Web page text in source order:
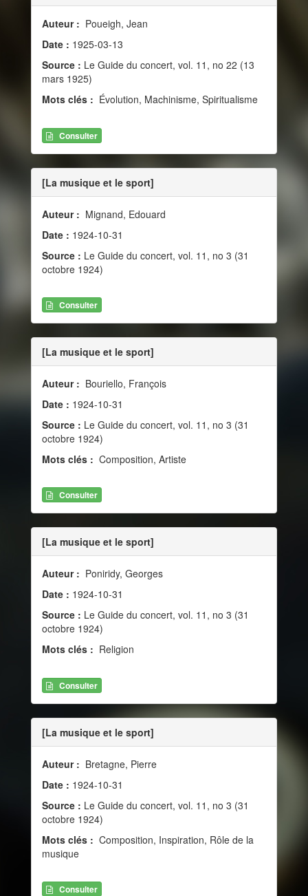
Auteur : Poueigh, Jean
Date : 1925-03-13
Source : Le Guide du concert, vol. 11, no 22 (13
mars 1925)
Mots clés : Évolution, Machinisme, Spiritualisme
Consulter
[La musique et le sport]
Auteur : Mignand, Edouard
Date : 1924-10-31
Source : Le Guide du concert, vol. 11, no 3 (31
octobre 1924)
Consulter
[La musique et le sport]
Auteur : Bouriello, François
Date : 1924-10-31
Source : Le Guide du concert, vol. 11, no 3 (31
octobre 1924)
Mots clés : Composition, Artiste
Consulter
[La musique et le sport]
Auteur : Poniridy, Georges
Date : 1924-10-31
Source : Le Guide du concert, vol. 11, no 3 (31
octobre 1924)
Mots clés : Religion
Consulter
[La musique et le sport]
Auteur : Bretagne, Pierre
Date : 1924-10-31
Source : Le Guide du concert, vol. 11, no 3 (31
octobre 1924)
Mots clés : Composition, Inspiration, Rôle de la
musique
Consulter